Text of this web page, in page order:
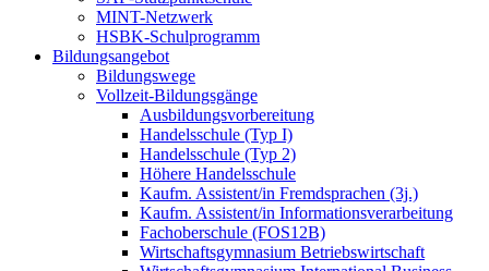
MINT-Netzwerk
HSBK-Schulprogramm
Bildungsangebot
Bildungswege
Vollzeit-Bildungsgänge
Ausbildungsvorbereitung
Handelsschule (Typ I)
Handelsschule (Typ 2)
Höhere Handelsschule
Kaufm. Assistent/in­ Fremdsprachen (3j.)
Kaufm. Assistent/in Informationsverarbeitung
Fachoberschule (FOS12B)
Wirtschaftsgymnasium Betriebswirtschaft